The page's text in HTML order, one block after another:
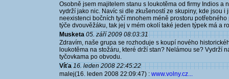
Osobně jsem majitelem stanu s loukotěma od firmy Indios a
vydrží jako nic. Navíc si dle zkušeností ze skupiny, kde jsou
neexistenci bočních tyčí mnohem méně prostoru
týče dvouvěžáku, tak jej v mém okolí také jeden týpek má a
Musketa 05. září 2009 08:03:31
Zdravím, naše grupa se rozhoduje s koupí nového
loukotěma na stožáru, které drží stan? Nelámou se? Vydrží
tyčovkama po obvodu.
Víťa 16. leden 2008 22:45:22
malej(16. leden 2008 22:09:47) : www.volny.cz...